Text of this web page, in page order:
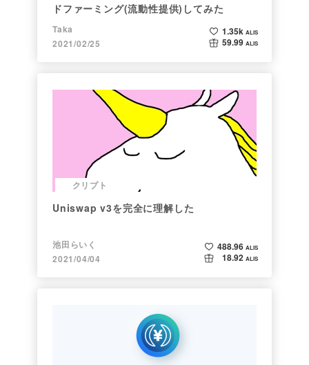
ドファーミング(流動性提供)してみた
Taka
2021/02/25
1.35k ALIS
59.99 ALIS
クリプト
Uniswap v3を完全に理解した
池田らいく
2021/04/04
488.96 ALIS
18.92 ALIS